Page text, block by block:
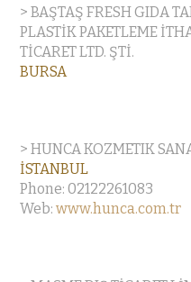
> BAŞTAŞ FRESH GIDA
PLASTİK PAKETLEME
TİCARET LTD. ŞTİ.
BURSA
> HUNCA KOZMETIK
İSTANBUL
Phone: 02122261083
Web: www.hunca.com.tr